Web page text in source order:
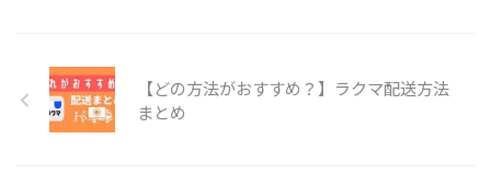
【どの方法がおすすめ？】ラクマ配送方法
まとめ